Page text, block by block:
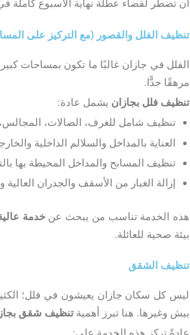
أن تضطر لقضاء عطلة نهاية الأسبوع كاملة
تنظيف الفلل والقصور (مع التركيز على
الفلل في جازان غالبًا ما تكون بمساحات
مرهقًا جدًّا.
تنظيف فلل بجازان يشمل عادة:
تنظيف شامل للغرف، الصالات،
العناية بالمداخل والسلالم الداخلية
تنظيف المسابح والمداخل المحيطة بها
إزالة الغبار من الأسقف والجدران العالية
هذه الخدمة تناسب من يبحث عنخدمة
بيئة صحية للعائلة.
تنظيف الشقق
ليس كل سكان جازان يعيشون في فلل؛
بيش وغيرها. هنا تبرز أهميةتنظيف شقق